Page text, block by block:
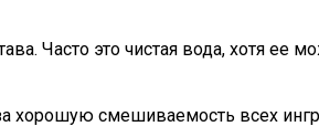
Часто это чистая вода, хотя ее
хорошую смешиваемость всех